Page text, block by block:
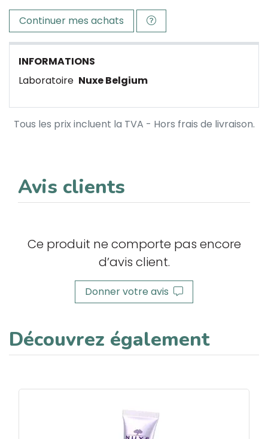
Continuer mes achats
INFORMATIONS
Laboratoire Nuxe Belgium
Tous les prix incluent la TVA - Hors frais de livraison.
Avis clients
Ce produit ne comporte pas encore
d’avis client.
Donner votre avis
Découvrez également